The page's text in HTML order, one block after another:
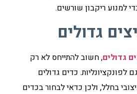
למנוע ריקבון שורשים.
גדולים
גדולים, חשוב להתייחס לא רק
לפונקציונליות. כדים גדולים
בחלל, ולכן כדאי לבחור בכדים